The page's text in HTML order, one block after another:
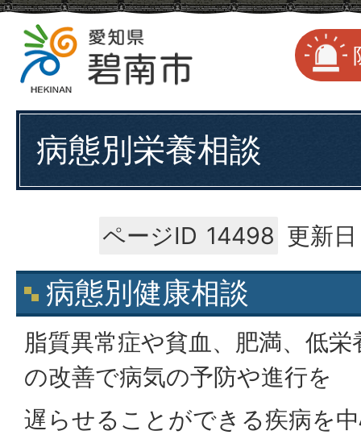
病態別栄養相談
ページID 14498 更新
病態別健康相談
脂質異常症や貧血、肥満、低
の改善で病気の予防や進行を
遅らせることができる疾病を